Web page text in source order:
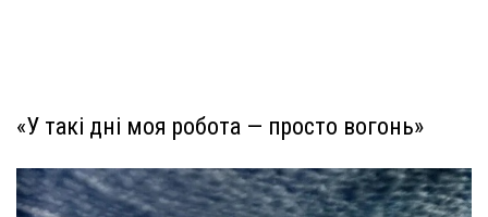
«У такі дні моя робота — просто вогонь»